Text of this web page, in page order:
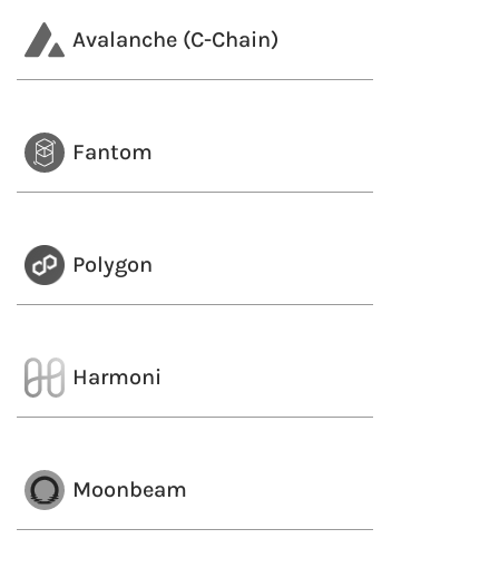
Avalanche (C-Chain)
Fantom
Polygon
Harmoni
Moonbeam